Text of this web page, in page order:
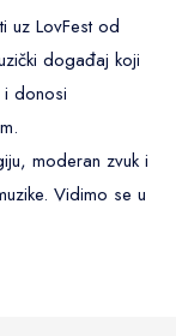
uz LovFest od
događaj koji
i donosi
moderan zvuk i
Vidimo se u